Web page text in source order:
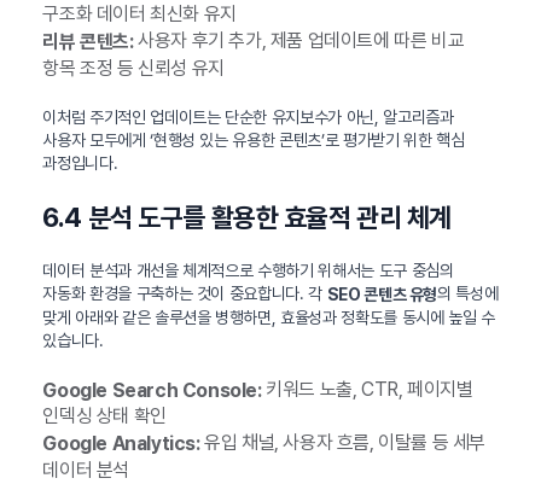
구조화 데이터 최신화 유지
리뷰 콘텐츠:사용자 후기 추가, 제품 업데이트에 따른 비교
항목 조정 등 신뢰성 유지
이처럼 주기적인 업데이트는 단순한 유지보수가 아닌, 알고리즘과
사용자 모두에게 ‘현행성 있는 유용한 콘텐츠’로 평가받기 위한 핵심
과정입니다.
6.4 분석 도구를 활용한 효율적 관리 체계
데이터 분석과 개선을 체계적으로 수행하기 위해서는 도구 중심의
자동화 환경을 구축하는 것이 중요합니다. 각 SEO 콘텐츠 유형의 특성에
맞게 아래와 같은 솔루션을 병행하면, 효율성과 정확도를 동시에 높일 수
있습니다.
Google Search Console:키워드 노출, CTR, 페이지별
인덱싱 상태 확인
Google Analytics:유입 채널, 사용자 흐름, 이탈률 등 세부
데이터 분석